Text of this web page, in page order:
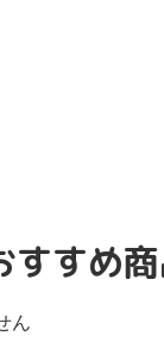
すすめ
ん